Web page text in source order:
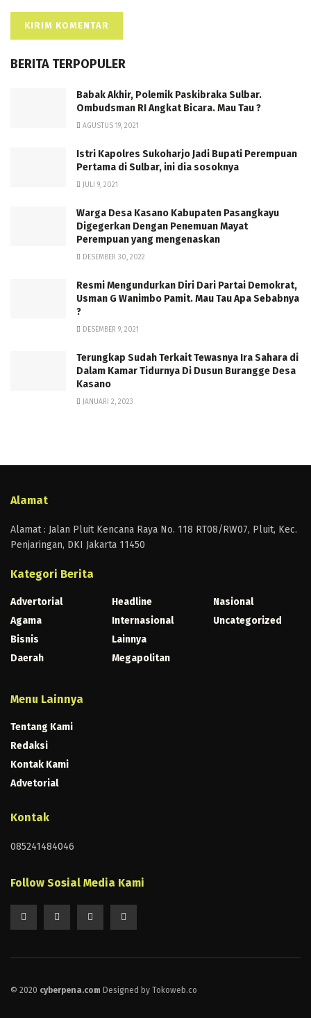
BERITA TERPOPULER
Babak Akhir, Polemik Paskibraka Sulbar.
Ombudsman RI Angkat Bicara. Mau Tau ?
AGUSTUS 19, 2021
Istri Kapolres Sukoharjo Jadi Bupati Perempuan
Pertama di Sulbar, ini dia sosoknya
JULI 9, 2021
Warga Desa Kasano Kabupaten Pasangkayu
Digegerkan Dengan Penemuan Mayat
Perempuan yang mengenaskan
DESEMBER 30, 2022
Resmi Mengundurkan Diri Dari Partai Demokrat,
Usman G Wanimbo Pamit. Mau Tau Apa Sebabnya
?
DESEMBER 9, 2021
Terungkap Sudah Terkait Tewasnya Ira Sahara di
Dalam Kamar Tidurnya Di Dusun Burangge Desa
Kasano
JANUARI 2, 2023
Alamat
Alamat : Jalan Pluit Kencana Raya No. 118 RT08/RW07, Pluit, Kec.
Penjaringan, DKI Jakarta 11450
Kategori Berita
Advertorial
Agama
Bisnis
Daerah
Headline
Internasional
Lainnya
Megapolitan
Nasional
Uncategorized
Menu Lainnya
Tentang Kami
Redaksi
Kontak Kami
Advetorial
Kontak
085241484046
Follow Sosial Media Kami
© 2020 cyberpena.com Designed by Tokoweb.co